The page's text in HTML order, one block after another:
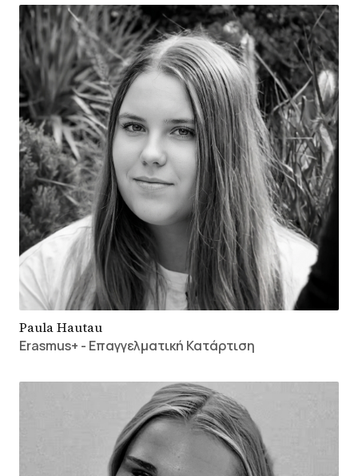
Paula Hautau
Erasmus+ - Επαγγελματική Κατάρτιση